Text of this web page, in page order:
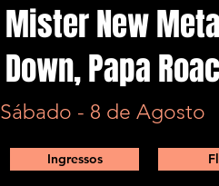
Mister New
Down, Papa
Sábado - 8 de Agosto
Ingressos